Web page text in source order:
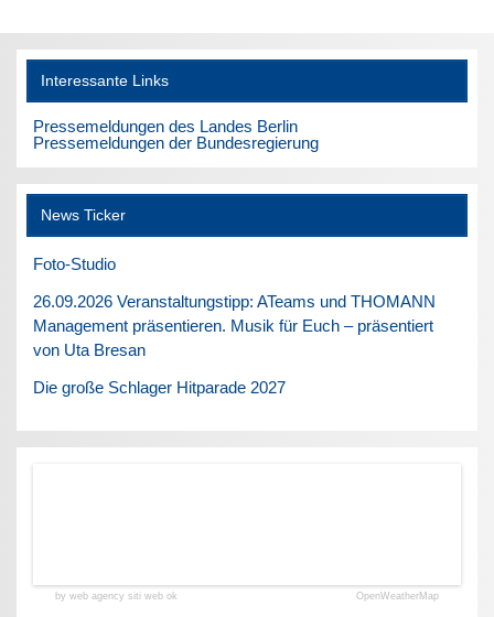
Interessante Links
Pressemeldungen des Landes Berlin
Pressemeldungen der Bundesregierung
News Ticker
Foto-Studio
26.09.2026 Veranstaltungstipp: ATeams und THOMANN
Management präsentieren. Musik für Euch – präsentiert
von Uta Bresan
Die große Schlager Hitparade 2027
by web agency siti web ok OpenWeatherMap